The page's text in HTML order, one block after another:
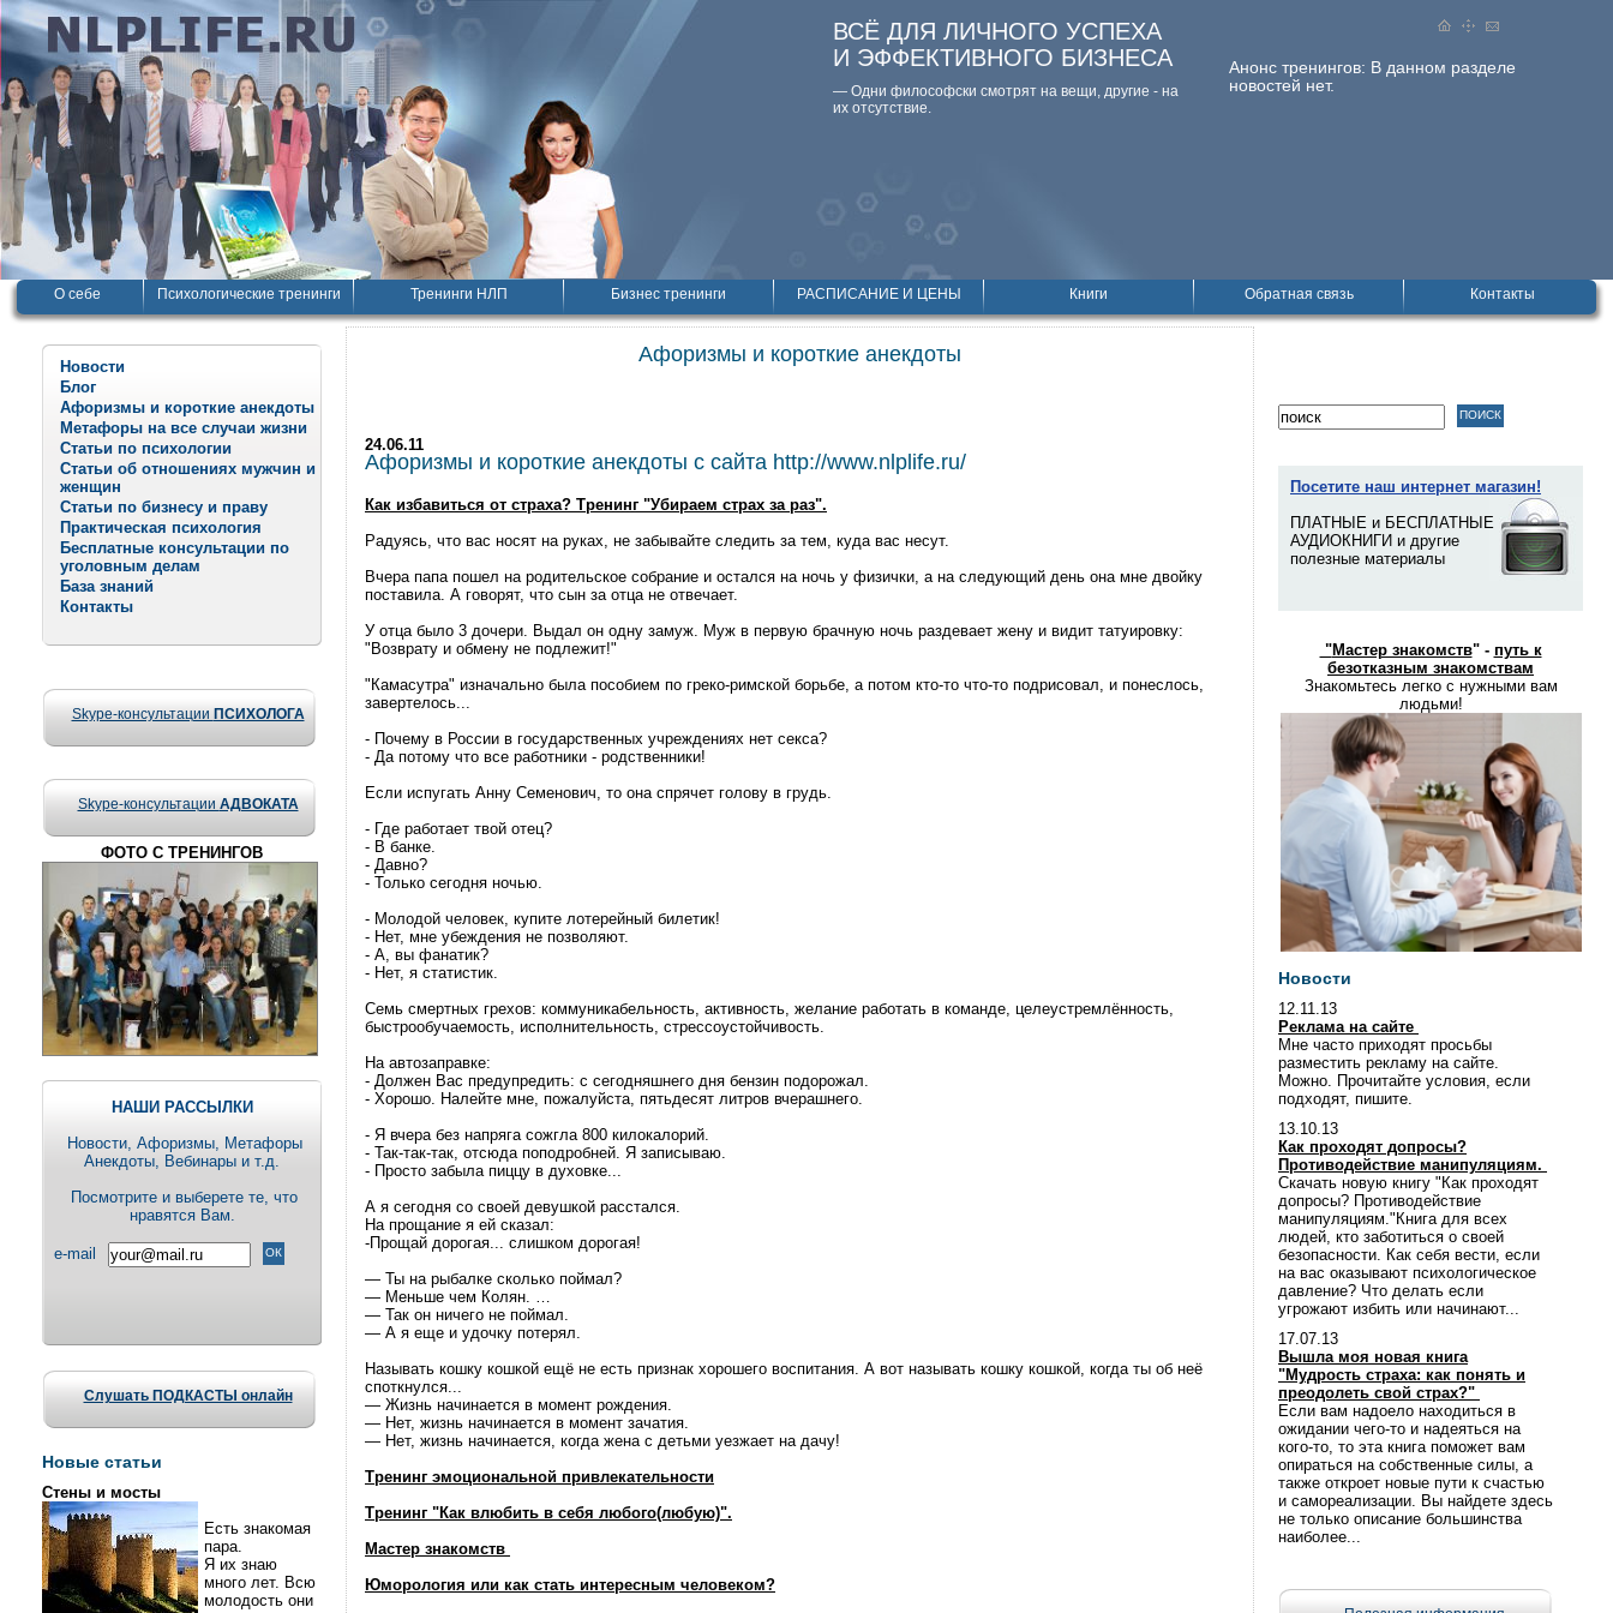
Анонс тренингов: В данном разделе
новостей нет.
ВСЁ ДЛЯ ЛИЧНОГО УСПЕХА
И ЭФФЕКТИВНОГО БИЗНЕСА
— Одни философски смотpят на вещи, дpугие - на
их отсутствие.
О себе Психологические тренинги Тренинги НЛП Бизнес тренинги РАСПИСАНИЕ И ЦЕНЫ Книги Обратная связь Контакты
Новости
Блог
Афоризмы и короткие анекдоты
Метафоры на все случаи жизни
Статьи по психологии
Статьи об отношениях мужчин и
женщин
Статьи по бизнесу и праву
Практическая психология
Бесплатные консультации по
уголовным делам
База знаний
Контакты
Skype-консультации ПСИХОЛОГА
Skype-консультации АДВОКАТА
ФОТО С ТРЕНИНГОВ
НАШИ РАССЫЛКИ
Новости, Aфоризмы, Метафоры
Анекдоты, Вебинары и т.д.
Посмотрите и выберете те, что
нравятся Вам.
e-mail
Слушать ПОДКАСТЫ онлайн
Новые статьи
Стены и мосты
Есть знакомая
пара.
Я их знаю
много лет. Всю
молодость они
Афоризмы и короткие анекдоты
24.06.11
Афоризмы и короткие анекдоты с сайта http://www.nlplife.ru/
Как избавиться от страха? Тренинг "Убираем страх за раз".
Радуясь, что вас носят на руках, не забывайте следить за тем, куда вас несут.
Вчера папа пошел на родительское собрание и остался на ночь у физички, а на следующий день она мне двойку
поставила. А говорят, что сын за отца не отвечает.
У отца было 3 дочери. Выдал он одну замуж. Муж в первую брачную ночь раздевает жену и видит татуировку:
"Возврату и обмену не подлежит!"
"Камасутра" изначально была пособием по греко-римской борьбе, а потом кто-то что-то подрисовал, и понеслось,
завертелось...
- Почему в России в государственных учреждениях нет секса?
- Да потому что все работники - родственники!
Если испугать Анну Семенович, то она спрячет голову в грудь.
- Где работает твой отец?
- В банке.
- Давно?
- Только сегодня ночью.
- Молодой человек, купите лотерейный билетик!
- Нет, мне убеждения не позволяют.
- А, вы фанатик?
- Нет, я статистик.
Семь смертных грехов: коммуникабельность, активность, желание работать в команде, целеустремлённость,
быстрообучаемость, исполнительность, стрессоустойчивость.
На автозаправке:
- Должен Вас предупредить: с сегодняшнего дня бензин подорожал.
- Хорошо. Налейте мне, пожалуйста, пятьдесят литров вчерашнего.
- Я вчера без напряга сожгла 800 килокалорий.
- Так-так-так, отсюда поподробней. Я записываю.
- Просто забыла пиццу в духовке...
А я сегодня со своей девушкой расстался.
На прощание я ей сказал:
-Прощай дорогая... слишком дорогая!
— Ты на рыбалке сколько поймал?
— Меньше чем Колян. …
— Так он ничего не поймал.
— А я еще и удочку потерял.
Называть кошку кошкой ещё не есть признак хорошего воспитания. А вот называть кошку кошкой, когда ты об неё
споткнулся...
— Жизнь начинается в момент рождения.
— Нет, жизнь начинается в момент зачатия.
— Нет, жизнь начинается, когда жена с детьми уезжает на дачу!
Тренинг эмоциональной привлекательности
Тренинг "Как влюбить в себя любого(любую)".
Мастер знакомств
Юморология или как стать интересным человеком?
Посетите наш интернет магазин!
ПЛАТНЫЕ и БЕСПЛАТНЫЕ
АУДИОКНИГИ и другие
полезные материалы
"Мастер знакомств" - путь к
безотказным знакомствам
Знакомьтесь легко с нужными вам
людьми!
Новости
12.11.13
Реклама на сайте
Мне часто приходят просьбы
разместить рекламу на сайте.
Можно. Прочитайте условия, если
подходят, пишите.
13.10.13
Как проходят допросы?
Противодействие манипуляциям.
Скачать новую книгу "Как проходят
допросы? Противодействие
манипуляциям."Книга для всех
людей, кто заботиться о своей
безопасности. Как себя вести, если
на вас оказывают психологическое
давление? Что делать если
угрожают избить или начинают...
17.07.13
Вышла моя новая книга
"Мудрость страха: как понять и
преодолеть свой страх?"
Если вам надоело находиться в
ожидании чего-то и надеяться на
кого-то, то эта книга поможет вам
опираться на собственные силы, а
также откроет новые пути к счастью
и самореализации. Вы найдете здесь
не только описание большинства
наиболее...